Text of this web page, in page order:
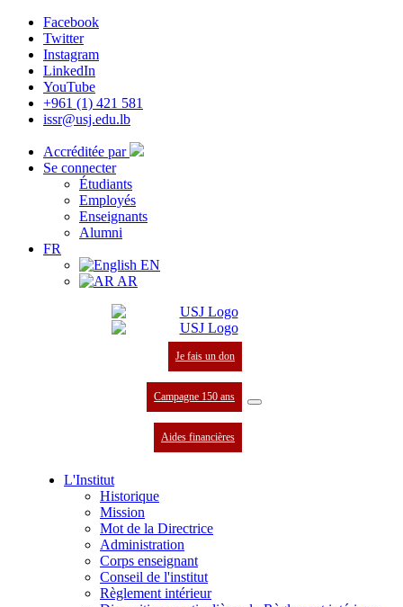
Facebook
Twitter
Instagram
LinkedIn
YouTube
+961 (1) 421 581
issr@usj.edu.lb
Accréditée par
Se connecter
Étudiants
Employés
Enseignants
Alumni
FR
EN
AR
Je fais un don
Campagne 150 ans
Aides financières
L'Institut
Historique
Mission
Mot de la Directrice
Administration
Corps enseignant
Conseil de l'institut
Règlement intérieur